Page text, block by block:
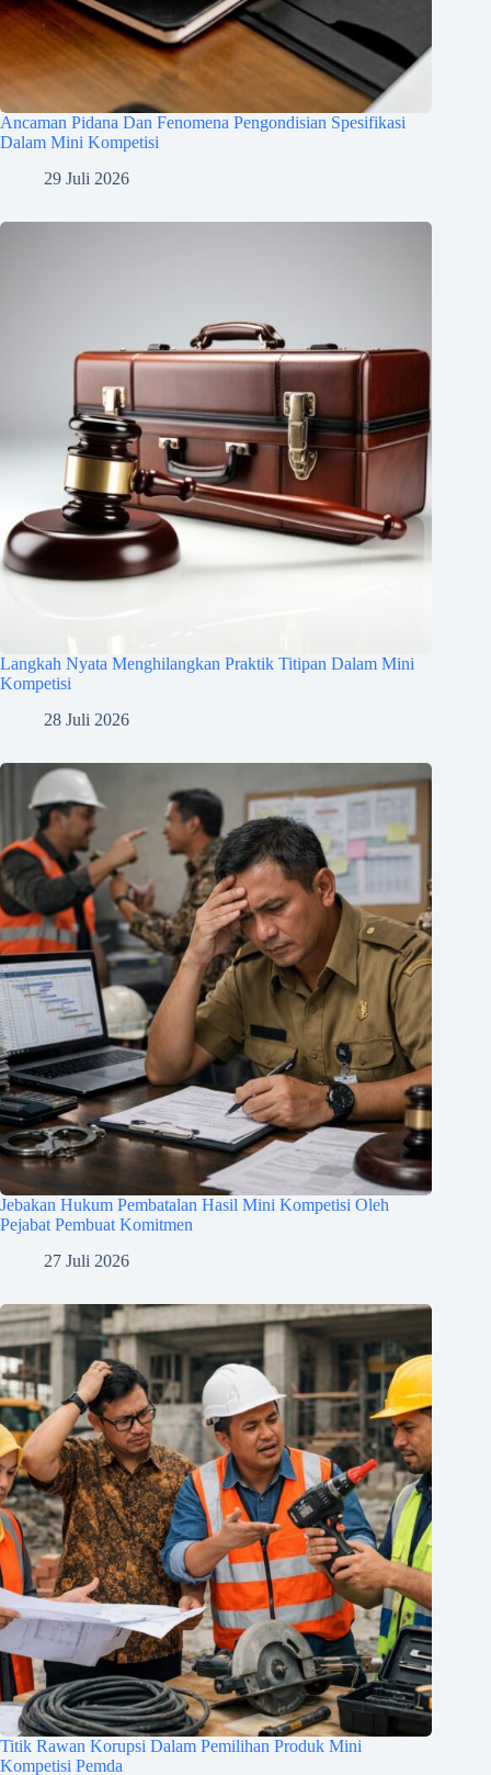
Ancaman Pidana Dan Fenomena Pengondisian Spesifikasi
Dalam Mini Kompetisi
29 Juli 2026
Langkah Nyata Menghilangkan Praktik Titipan Dalam Mini
Kompetisi
28 Juli 2026
Jebakan Hukum Pembatalan Hasil Mini Kompetisi Oleh
Pejabat Pembuat Komitmen
27 Juli 2026
Titik Rawan Korupsi Dalam Pemilihan Produk Mini
Kompetisi Pemda